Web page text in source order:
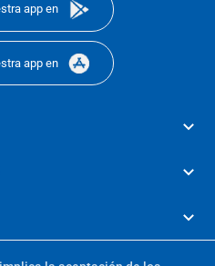
app en
app en